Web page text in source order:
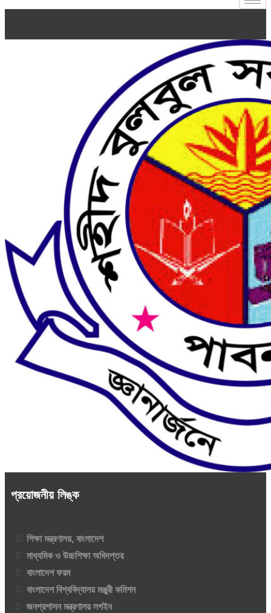
প্রয়োজনীয় লিঙ্ক
শিক্ষা মন্ত্রণালয়, বাংলাদেশ
মাধ্যমিক ও উচ্চশিক্ষা অধিদপ্তর
বাংলাদেশ ফরম
বাংলাদেশ বিশ্ববিদ্যালয় মঞ্জুরী কমিশন
জনপ্রশাসন মন্ত্রণালয় লগইন